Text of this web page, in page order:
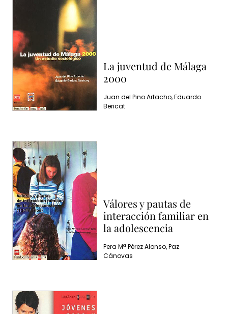
La juventud de Málaga
2000
Juan del Pino Artacho, Eduardo
Bericat
Válores y pautas de
interacción familiar en
la adolescencia
Pera Mª Pérez Alonso, Paz
Cánovas